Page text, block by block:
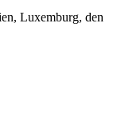
Luxemburg, den